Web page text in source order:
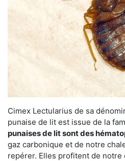
Cimex Lectularius de sa
punaise de lit est issue de la
punaises de lit sont des
gaz carbonique et de notre
repérer. Elles profitent de notre